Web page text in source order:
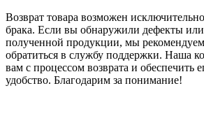
Возврат товара возможен
брака. Если вы обнаружили дефекты или
полученной продукции, мы
обратиться в службу поддержки. Наша
вам с процессом возврата и обеспечить
удобство. Благодарим за понимание!